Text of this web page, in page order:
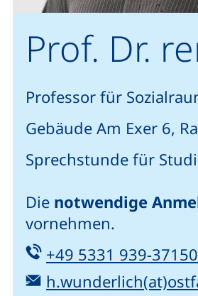
Prof. Dr.
Professor für
Gebäude Am Exer 6,
Sprechstunde für
Die notwendige
vornehmen.
Tel:
+49 5331 939-37150
E-Mail: